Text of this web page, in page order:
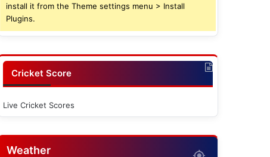
install it from the Theme settings menu > Install
Plugins.
Cricket Score
Live Cricket Scores
Weather